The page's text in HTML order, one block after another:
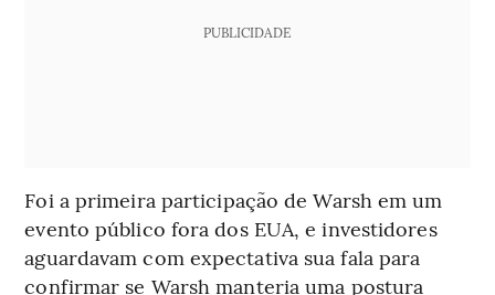
PUBLICIDADE
Foi a primeira participação de Warsh em um
evento público fora dos EUA, e investidores
aguardavam com expectativa sua fala para
confirmar se Warsh manteria uma postura